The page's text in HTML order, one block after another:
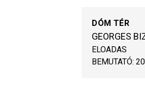
DÓM TÉR
GEORGES
ELOADAS
BEMUTATÓ: